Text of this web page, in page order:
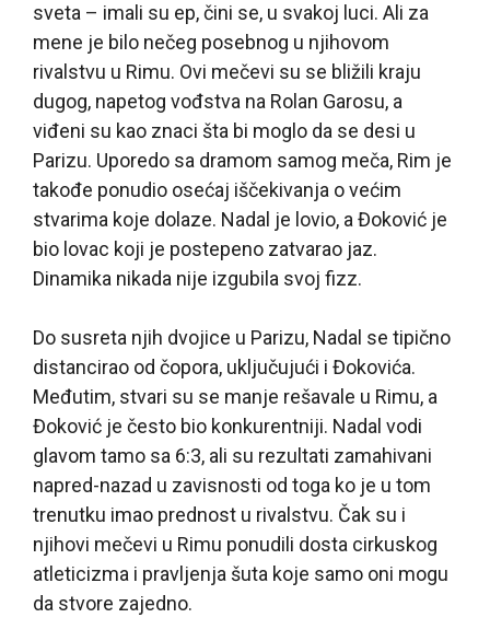
sveta – imali su ep, čini se, u svakoj luci. Ali za
mene je bilo nečeg posebnog u njihovom
rivalstvu u Rimu. Ovi mečevi su se bližili kraju
dugog, napetog vođstva na Rolan Garosu, a
viđeni su kao znaci šta bi moglo da se desi u
Parizu. Uporedo sa dramom samog meča, Rim je
takođe ponudio osećaj iščekivanja o većim
stvarima koje dolaze. Nadal je lovio, a Đoković je
bio lovac koji je postepeno zatvarao jaz.
Dinamika nikada nije izgubila svoj fizz.
Do susreta njih dvojice u Parizu, Nadal se tipično
distancirao od čopora, uključujući i Đokovića.
Međutim, stvari su se manje rešavale u Rimu, a
Đoković je često bio konkurentniji. Nadal vodi
glavom tamo sa 6:3, ali su rezultati zamahivani
napred-nazad u zavisnosti od toga ko je u tom
trenutku imao prednost u rivalstvu. Čak su i
njihovi mečevi u Rimu ponudili dosta cirkuskog
atleticizma i pravljenja šuta koje samo oni mogu
da stvore zajedno.